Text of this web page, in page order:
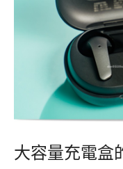
大容量充電盒